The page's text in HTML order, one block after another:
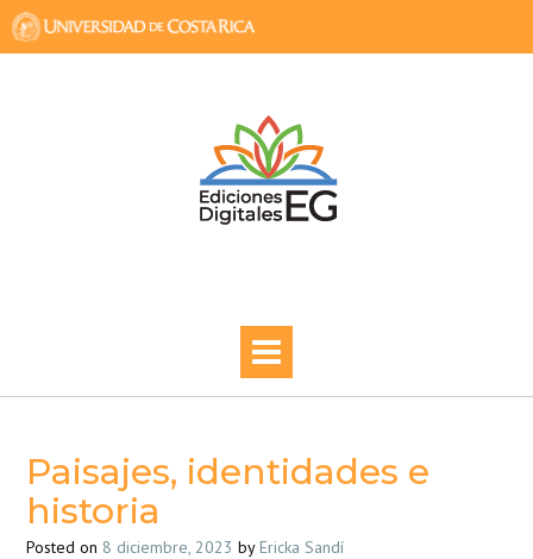
Paisajes, identidades e
historia
Posted on 8 diciembre, 2023 by Ericka Sandí